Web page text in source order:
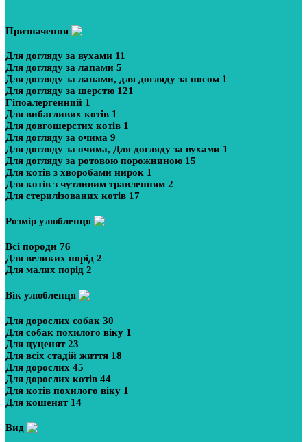
Призначення
Для догляду за вухами 11
Для догляду за лапами 5
Для догляду за лапами, для догляду за носом 1
Для догляду за шерстю 121
Гіпоалергенний 1
Для вибагливих котів 1
Для довгошерстих котів 1
Для догляду за очима 9
Для догляду за очима, Для догляду за вухами 1
Для догляду за ротовою порожниною 15
Для котів з хворобами нирок 1
Для котів з чутливим травленням 2
Для стерилізованих котів 17
Розмір улюбленця
Всі породи 76
Для великих порід 2
Для малих порід 2
Вік улюбленця
Для дорослих собак 30
Для собак похилого віку 1
Для цуценят23
Для всіх стадій життя 18
Для дорослих 45
Для дорослих котів 44
Для котів похилого віку 1
Для кошенят 14
Вид